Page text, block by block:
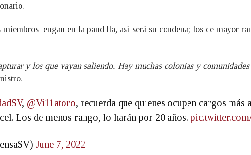
tengan en la pandilla, así será su condena; los de mayor
y los que vayan saliendo. Hay muchas colonias y
, @Vi11atoro, recuerda que quienes ocupen cargos más
Los de menos rango, lo harán por 20 años.
June 7, 2022